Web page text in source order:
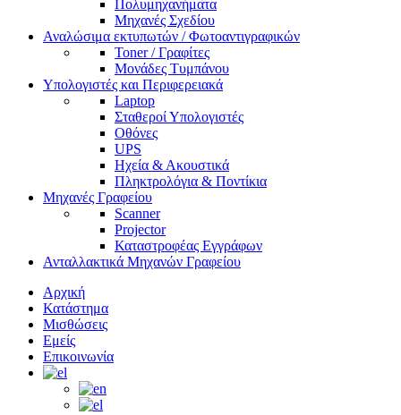
Πολυμηχανήματα
Μηχανές Σχεδίου
Αναλώσιμα εκτυπωτών / Φωτοαντιγραφικών
Toner / Γραφίτες
Μονάδες Τυμπάνου
Υπολογιστές και Περιφερειακά
Laptop
Σταθεροί Υπολογιστές
Οθόνες
UPS
Ηχεία & Ακουστικά
Πληκτρολόγια & Ποντίκια
Μηχανές Γραφείου
Scanner
Projector
Καταστροφέας Εγγράφων
Ανταλλακτικά Μηχανών Γραφείου
Αρχική
Κατάστημα
Μισθώσεις
Εμείς
Επικοινωνία